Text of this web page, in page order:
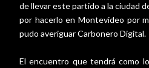
de llevar este partido a la ciudad
por hacerlo en Montevideo por
pudo averiguar Carbonero Digital.
El encuentro que tendrá como